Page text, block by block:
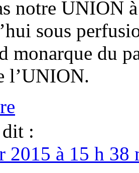
notre UNION
sous
monarque du
l’UNION.
dit :
2015 à 15 h 38